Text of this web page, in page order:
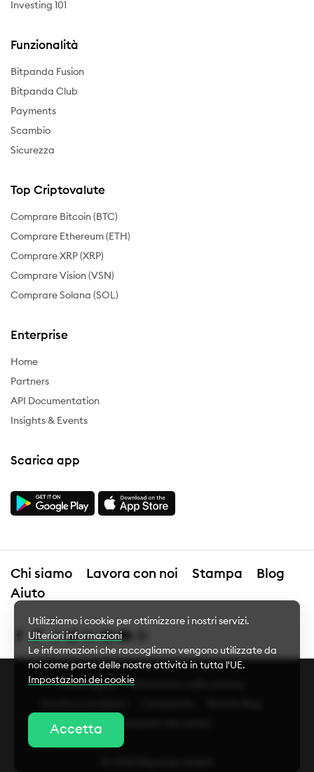
Investing 101
Funzionalità
Bitpanda Fusion
Bitpanda Club
Payments
Scambio
Sicurezza
Top Criptovalute
Comprare Bitcoin (BTC)
Comprare Ethereum (ETH)
Comprare XRP (XRP)
Comprare Vision (VSN)
Comprare Solana (SOL)
Enterprise
Home
Partners
API Documentation
Insights & Events
Scarica app
Chi siamo Lavora con noi Stampa
Blog
Aiuto
Avviso legale
Informativa sulla privacy
Utilizziamo i cookie per ottimizzare i nostri servizi.
Ulteriori informazioni
Le informazioni che raccogliamo vengono utilizzate da
noi come parte delle nostre attività in tutta l'UE.
Impostazioni dei cookie
Impostazioni dei cookie
Accetta